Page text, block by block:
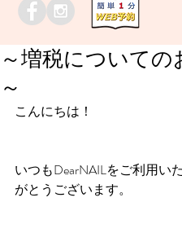
～増税についての
～
こんにちは！
いつもDearNAILをご利用い
がとうございます。